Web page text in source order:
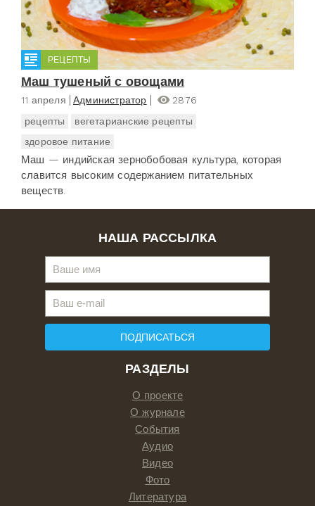
РЕЦЕПТЫ
Маш тушеный с овощами
11 апреля Администратор
2876
рецепты
вегетарианские рецепты
здоровое питание
Маш — индийская зернобобовая культура, которая
славится высоким содержанием питательных
веществ.
РАЗДЕЛЫ
О проекте
О журнале
События
Аудио
Видео
Фото
Литература
НАША РАССЫЛКА
ПОДПИСАТЬСЯ